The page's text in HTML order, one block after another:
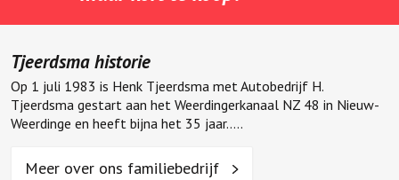
Tjeerdsma historie
Op 1 juli 1983 is Henk Tjeerdsma met Autobedrijf H.
Tjeerdsma gestart aan het Weerdingerkanaal NZ 48 in Nieuw-
Weerdinge en heeft bijna het 35 jaar.....
Meer over ons familiebedrijf